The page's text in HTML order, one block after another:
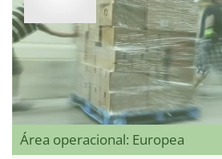
Área operacional: Europea